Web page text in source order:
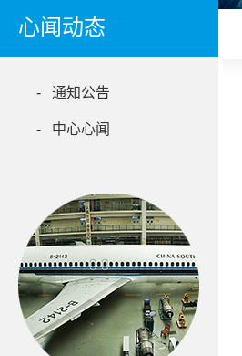
心闻动态
- 通知公告
- 中心心闻